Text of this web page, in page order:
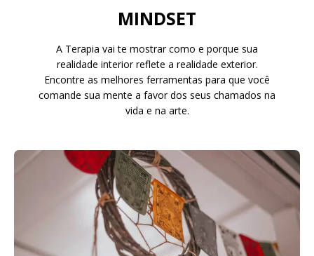
MINDSET
A Terapia vai te mostrar como e porque sua
realidade interior reflete a realidade exterior.
Encontre as melhores ferramentas para que você
comande sua mente a favor dos seus chamados na
vida e na arte.